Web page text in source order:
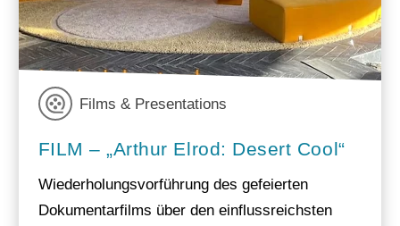
Films & Presentations
FILM – „Arthur Elrod: Desert Cool“
Wiederholungsvorführung des gefeierten
Dokumentarfilms über den einflussreichsten